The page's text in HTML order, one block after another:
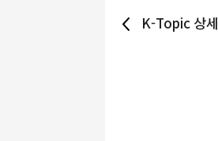
K-Topic 상세